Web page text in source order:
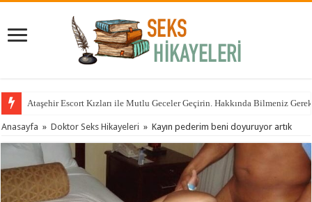
Ataşehir Escort Kızları ile Mutlu Geceler Geçirin. Hakkında Bilmeniz
Anadolu Yakasının Aranan ama Bulunamayan Çıtırları Hangi Sitelerde?
Anasayfa » Doktor Seks Hikayeleri » Kayın pederim beni doyuruyor artık